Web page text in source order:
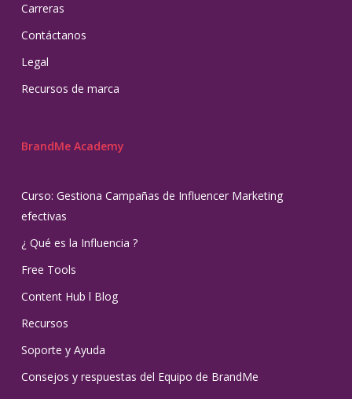
Carreras
Contáctanos
Legal
Recursos de marca
BrandMe Academy
Curso: Gestiona Campañas de Influencer Marketing
efectivas
¿ Qué es la Influencia ?
Free Tools
Content Hub l Blog
Recursos
Soporte y Ayuda
Consejos y respuestas del Equipo de BrandMe